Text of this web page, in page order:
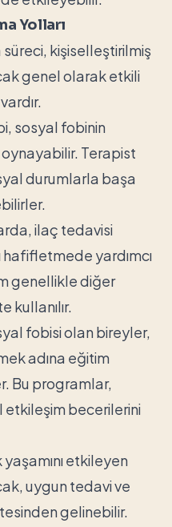
Yolları
kişiselleştirilmiş
genel olarak etkili
sosyal fobinin
Terapist
durumlarla başa
ilaç tedavisi
yardımcı
genellikle diğer
kullanılır.
fobisi olan bireyler,
adına eğitim
Bu programlar,
becerilerini
etkileyen
uygun tedavi ve
gelinebilir.